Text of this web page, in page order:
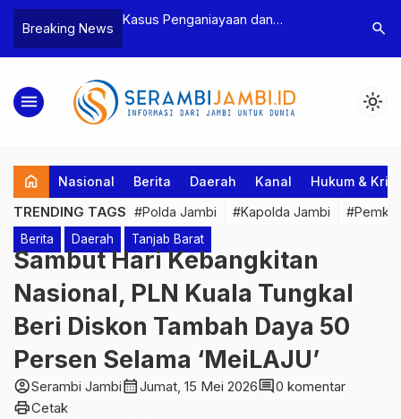
Breaking News
Bea Cukai
Pelaku beserta
dan 146 Gram
Kasus Penganiayaan dan
Tebo Tetapkan Dua Tersangka
Polres
Dua
search
menu light_mode
home Nasional Berita Daerah Kanal Hukum &
TRENDING TAGS #Polda Jambi #Kapolda Jambi
Berita Daerah Tanjab Barat
Sambut Hari Kebangkitan
Nasional, PLN Kuala Tungkal
Beri Diskon Tambah Daya 50
Persen Selama ‘MeiLAJU’
account_circleSerambi Jambicalendar_monthJumat, 15 Mei 2026comment0 komentar
printCetak